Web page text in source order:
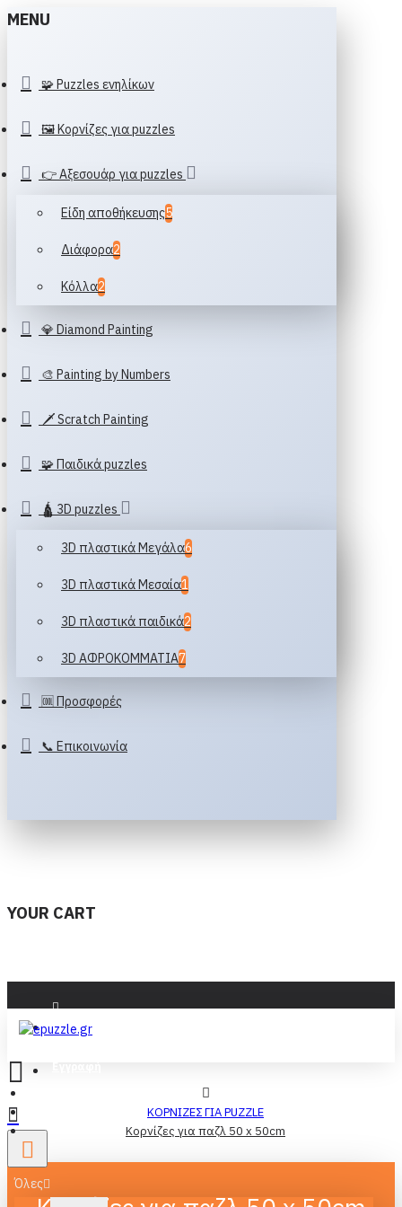
MENU
🧩 Puzzles ενηλίκων
🖼️ Κορνίζες για puzzles
👉 Αξεσουάρ για puzzles
Είδη αποθήκευσης5
Διάφορα2
Κόλλα2
💎 Diamond Painting
🎨 Painting by Numbers
🗡️ Scratch Painting
🧩 Παιδικά puzzles
🛕 3D puzzles
3D πλαστικά Μεγάλα6
3D πλαστικά Μεσαία1
3D πλαστικά παιδικά2
3D ΑΦΡΟΚΟΜΜΑΤΙΑ7
🆒 Προσφορές
📞 Επικοινωνία
YOUR CART
Είσοδος
Όλες
ΚΟΡΝΙΖΕΣ ΓΙΑ PUZZLE
Κορνίζες για παζλ 50 x 50cm